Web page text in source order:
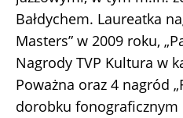
Bałdychem. Laureatka
Masters” w 2009 roku,
Nagrody TVP Kultura w
Poważna oraz 4 nagród
dorobku